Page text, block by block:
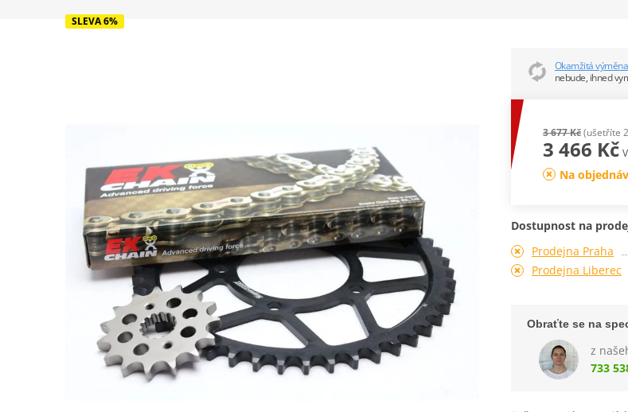
SLEVA 6%
Okamžitá
nebude, ihned
3 677 Kč(ušetříte
3 466 Kč
Na
Dostupnost na
Prodejna Praha
Prodejna Liberec
Obraťte se na
z
733